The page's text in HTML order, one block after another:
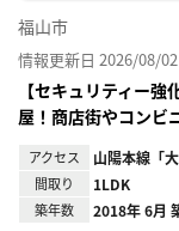
福山市
情報更新日 2026/08/
【セキュリティー
屋！商店街やコンビ
アクセス 山陽本線「大
間取り 1LDK
築年数 2018年 6月